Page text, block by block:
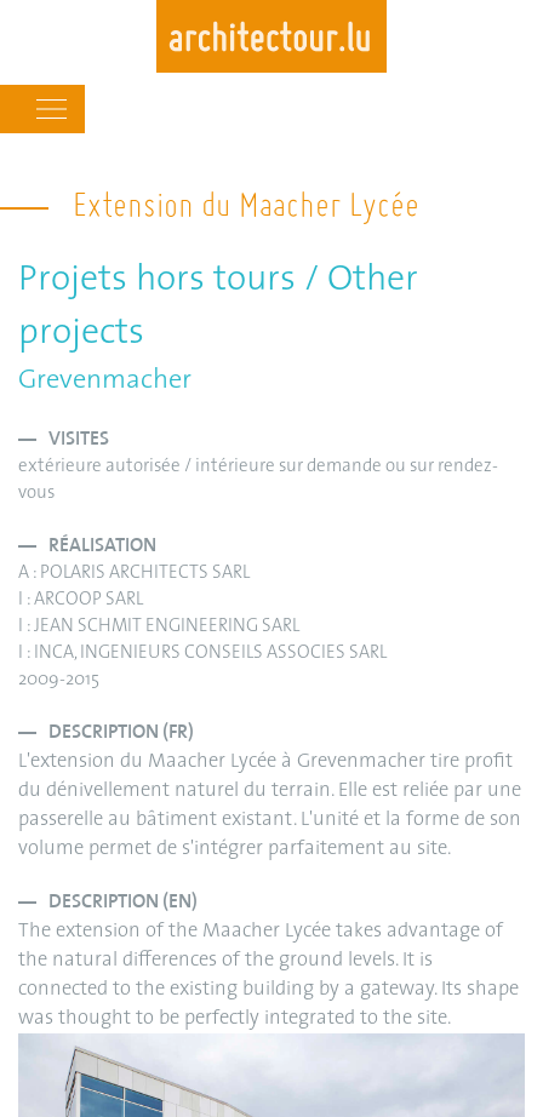
main
navigation
Extension du Maacher Lycée
Projets hors tours / Other
projects
Grevenmacher
VISITES
extérieure autorisée / intérieure sur demande ou sur rendez-
vous
RÉALISATION
A : POLARIS ARCHITECTS SARL
I : ARCOOP SARL
I : JEAN SCHMIT ENGINEERING SARL
I : INCA, INGENIEURS CONSEILS ASSOCIES SARL
2009-2015
DESCRIPTION (FR)
L'extension du Maacher Lycée à Grevenmacher tire profit
du dénivellement naturel du terrain. Elle est reliée par une
passerelle au bâtiment existant. L'unité et la forme de son
volume permet de s'intégrer parfaitement au site.
DESCRIPTION (EN)
The extension of the Maacher Lycée takes advantage of
the natural differences of the ground levels. It is
connected to the existing building by a gateway. Its shape
was thought to be perfectly integrated to the site.